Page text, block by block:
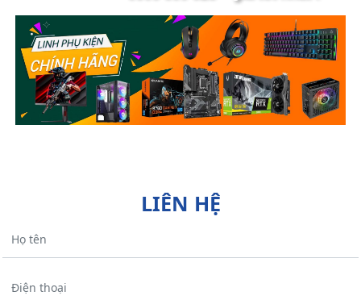
LIÊN HỆ
Họ tên
Điện thoại